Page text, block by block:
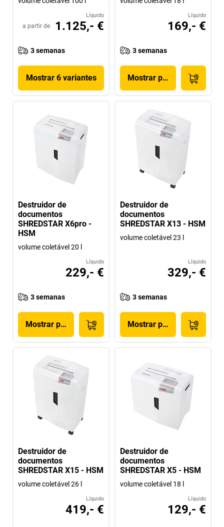
Líquido
a partir de 1.125,- €
3 semanas
Mostrar 6 variantes
Líquido
169,- €
3 semanas
Mostrar produto
Destruidor de
documentos
SHREDSTAR X6pro -
HSM
volume coletável 20 l
Líquido
229,- €
3 semanas
Mostrar produto
Destruidor de
documentos
SHREDSTAR X13 - HSM
volume coletável 23 l
Líquido
329,- €
3 semanas
Mostrar produto
Destruidor de
documentos
SHREDSTAR X15 - HSM
volume coletável 26 l
Líquido
419,- €
Destruidor de
documentos
SHREDSTAR X5 - HSM
volume coletável 18 l
Líquido
129,- €